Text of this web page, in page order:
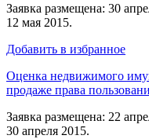
Заявка размещена: 30
12 мая 2015.
Добавить в избранное
Оценка недвижимого
продаже права
Заявка размещена: 22
30 апреля 2015.